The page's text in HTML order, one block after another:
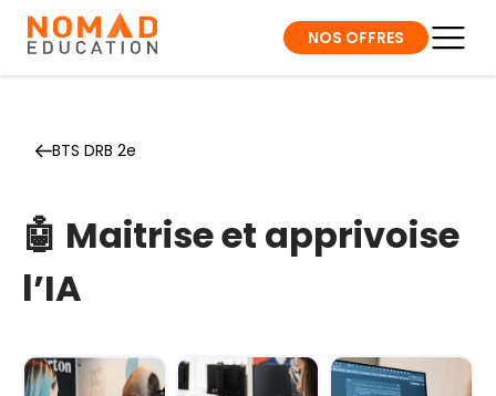
NOS OFFRES
BTS DRB 2e
🤖 Maitrise et apprivoise
l’IA